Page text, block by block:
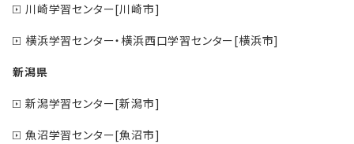
川崎学習センター[川崎市]
横浜学習センター・横浜西口学習センター[横浜市]
新潟県
新潟学習センター[新潟市]
魚沼学習センター[魚沼市]